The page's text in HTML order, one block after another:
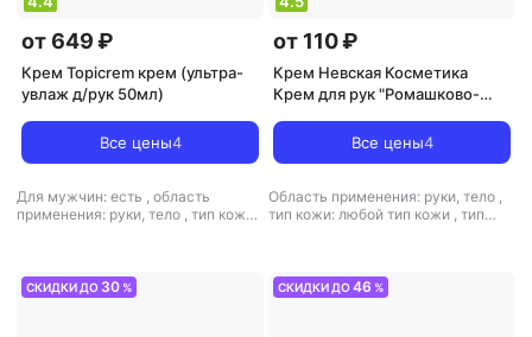
от 649 ₽
Крем Topicrem крем (ультра-
увлаж д/рук 50мл)
Все цены4
Для мужчин: есть , область
применения: руки, тело , тип кожи:
от 110 ₽
Крем Невская Косметика
Крем для рук "Ромашково-
Все цены4
Область применения: руки, тело ,
тип кожи: любой тип кожи , тип
СКИДКИ ДО 30 % СКИДКИ ДО46 %